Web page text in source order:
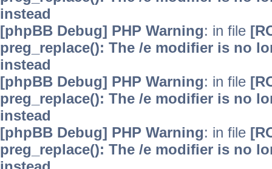
instead
[phpBB Debug] PHP Warning: in file
preg_replace(): The /e modifier is no
instead
[phpBB Debug] PHP Warning: in file
preg_replace(): The /e modifier is no
instead
[phpBB Debug] PHP Warning: in file
preg_replace(): The /e modifier is no